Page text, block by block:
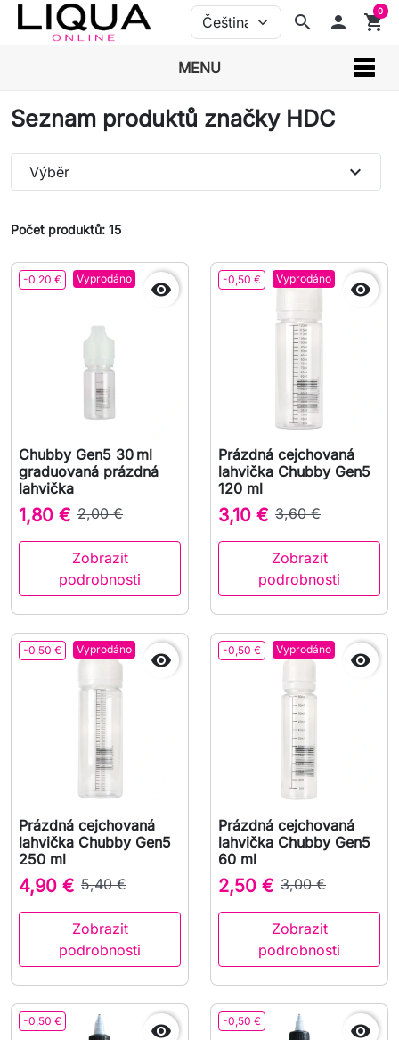
search person shopping_cart
0
MENU
Seznam produktů značky HDC
Počet produktů: 15
Výběr expand_more
-0,20 € Vyprodáno

Chubby Gen5 30 ml
graduovaná prázdná
lahvička
1,80 € 2,00 €
Zobrazit
podrobnosti
-0,50 € Vyprodáno

Prázdná cejchovaná
lahvička Chubby Gen5
120 ml
3,10 € 3,60 €
Zobrazit
podrobnosti
-0,50 € Vyprodáno

Prázdná cejchovaná
lahvička Chubby Gen5
250 ml
4,90 € 5,40 €
Zobrazit
podrobnosti
-0,50 € Vyprodáno

Prázdná cejchovaná
lahvička Chubby Gen5
60 ml
2,50 € 3,00 €
Zobrazit
podrobnosti
-0,50 €  -0,50 € 